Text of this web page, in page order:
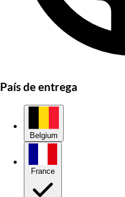
País de entrega
Belgium